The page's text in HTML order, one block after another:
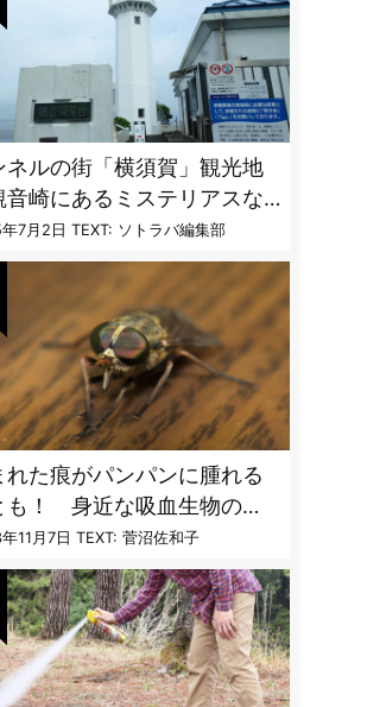
ネルの街「横須賀」観光地
音崎にあるミステリアスな
を歩く
7月2日 TEXT: ソトラバ編集部
れた痕がパンパンに腫れる
も！ 身近な吸血生物の
態と対策〟【vol.04 ア
ブユ・ヌカカ】
11月7日 TEXT: 菅沼佐和子